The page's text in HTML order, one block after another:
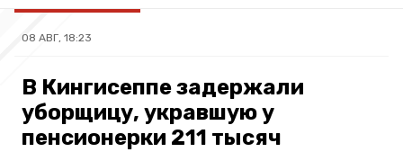
08 АВГ, 18:23
В Кингисеппе задержали
уборщицу, укравшую у
пенсионерки 211 тысяч